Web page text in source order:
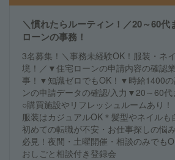
＼慣れたらルーティン！／20～60代
ローンの事務！
3名募集！＼事務未経験OK！服装・ネ
境！／▼住宅ローンの申請内容の確認
事！▼知識ゼロでもOK！▼時給1400
ンの申請データの確認/入力▼20～60代
○購買施設やリフレッシュルームあり！
服装はカジュアルOK＊髪型やネイルも
初めての転職が不安・お仕事探しの悩
必見！夜間・土曜開催・相談のみでも
おしごと相談付き登録会